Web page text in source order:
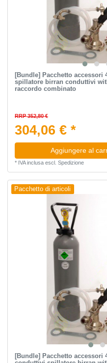
[Bundle] Pacchetto accessori
spillatore birran conduttivi
raccordo combinato
RRP 352,80 €
304,06 € *
Aggiungere al
* IVA inclusaescl. Spedizione
Pacchetto di articoli
[Bundle] Pacchetto accessori